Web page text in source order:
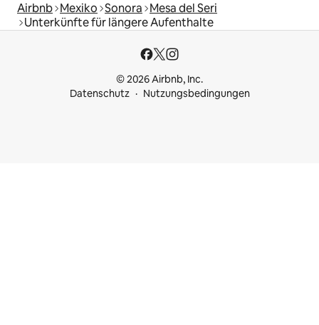
Airbnb Mexiko Sonora Mesa del Seri
Unterkünfte für längere Aufenthalte
© 2026 Airbnb, Inc.
Datenschutz
Nutzungsbedingungen